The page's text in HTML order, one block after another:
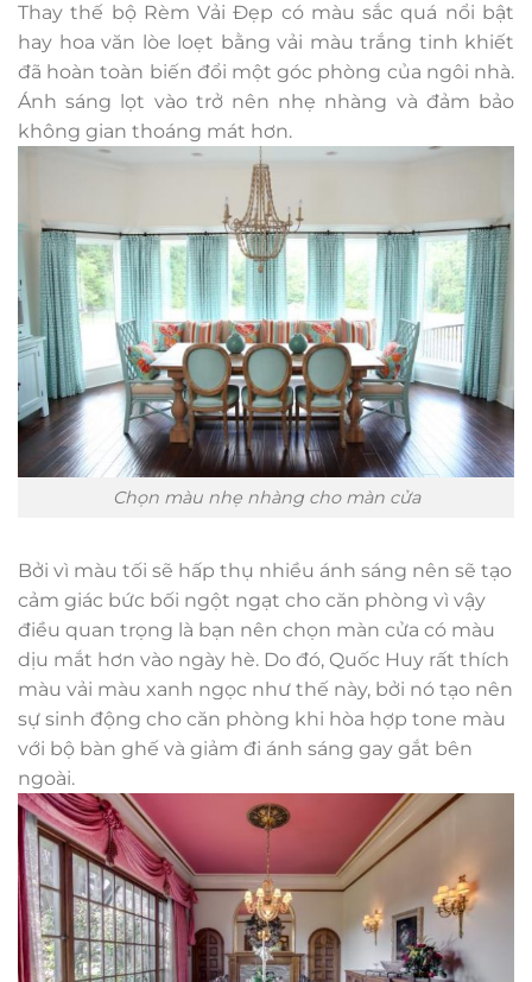
Thay thế bộ Rèm Vải Đẹp có màu sắc quá nổi bật
hay hoa văn lòe loẹt bằng vải màu trắng tinh khiết
đã hoàn toàn biến đổi một góc phòng của ngôi nhà.
Ánh sáng lọt vào trở nên nhẹ nhàng và đảm bảo
không gian thoáng mát hơn.
Chọn màu nhẹ nhàng cho màn cửa
Bởi vì màu tối sẽ hấp thụ nhiều ánh sáng nên sẽ tạo
cảm giác bức bối ngột ngạt cho căn phòng vì vậy
điều quan trọng là bạn nên chọn màn cửa có màu
dịu mắt hơn vào ngày hè. Do đó, Quốc Huy rất thích
màu vải màu xanh ngọc như thế này, bởi nó tạo nên
sự sinh động cho căn phòng khi hòa hợp tone màu
với bộ bàn ghế và giảm đi ánh sáng gay gắt bên
ngoài.